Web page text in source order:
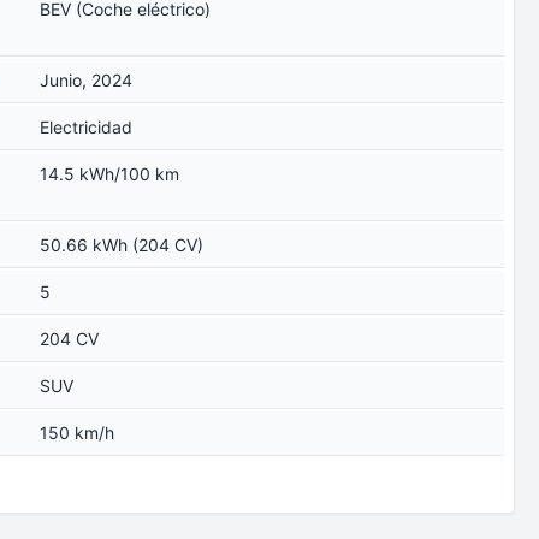
BEV (Coche eléctrico)
Junio, 2024
Electricidad
14.5 kWh/100 km
50.66 kWh (204 CV)
5
204 CV
SUV
150 km/h